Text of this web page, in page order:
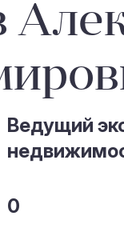
Ведущий
0